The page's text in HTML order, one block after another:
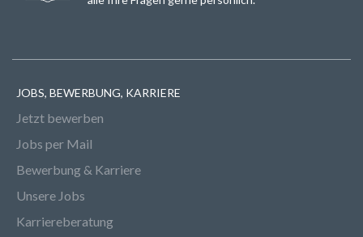
JOBS, BEWERBUNG, KARRIERE
Jetzt bewerben
Jobs per Mail
Bewerbung & Karriere
Unsere Jobs
Karriereberatung